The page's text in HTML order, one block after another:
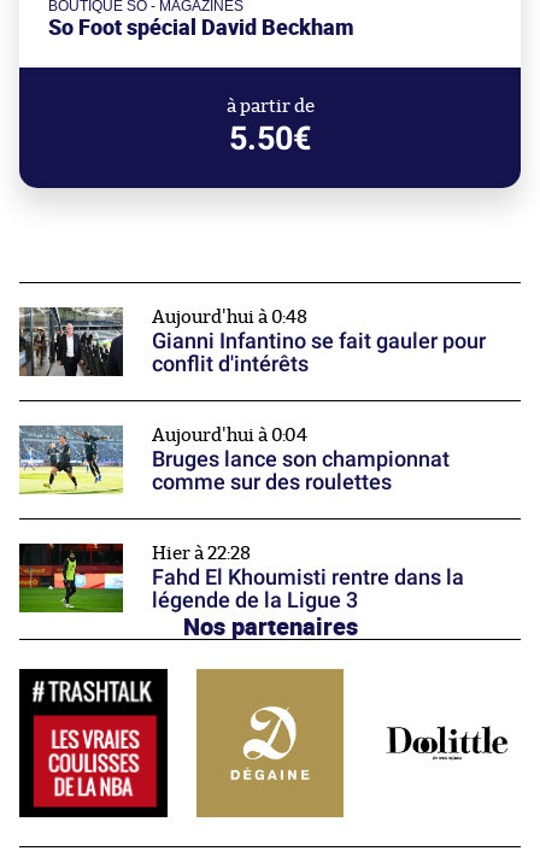
BOUTIQUE SO - MAGAZINES
So Foot spécial David Beckham
à partir de
5.50€
Aujourd'hui à 0:48
Gianni Infantino se fait gauler pour
conflit d'intérêts
Aujourd'hui à 0:04
Bruges lance son championnat
comme sur des roulettes
Hier à 22:28
Fahd El Khoumisti rentre dans la
légende de la Ligue 3
Nos partenaires